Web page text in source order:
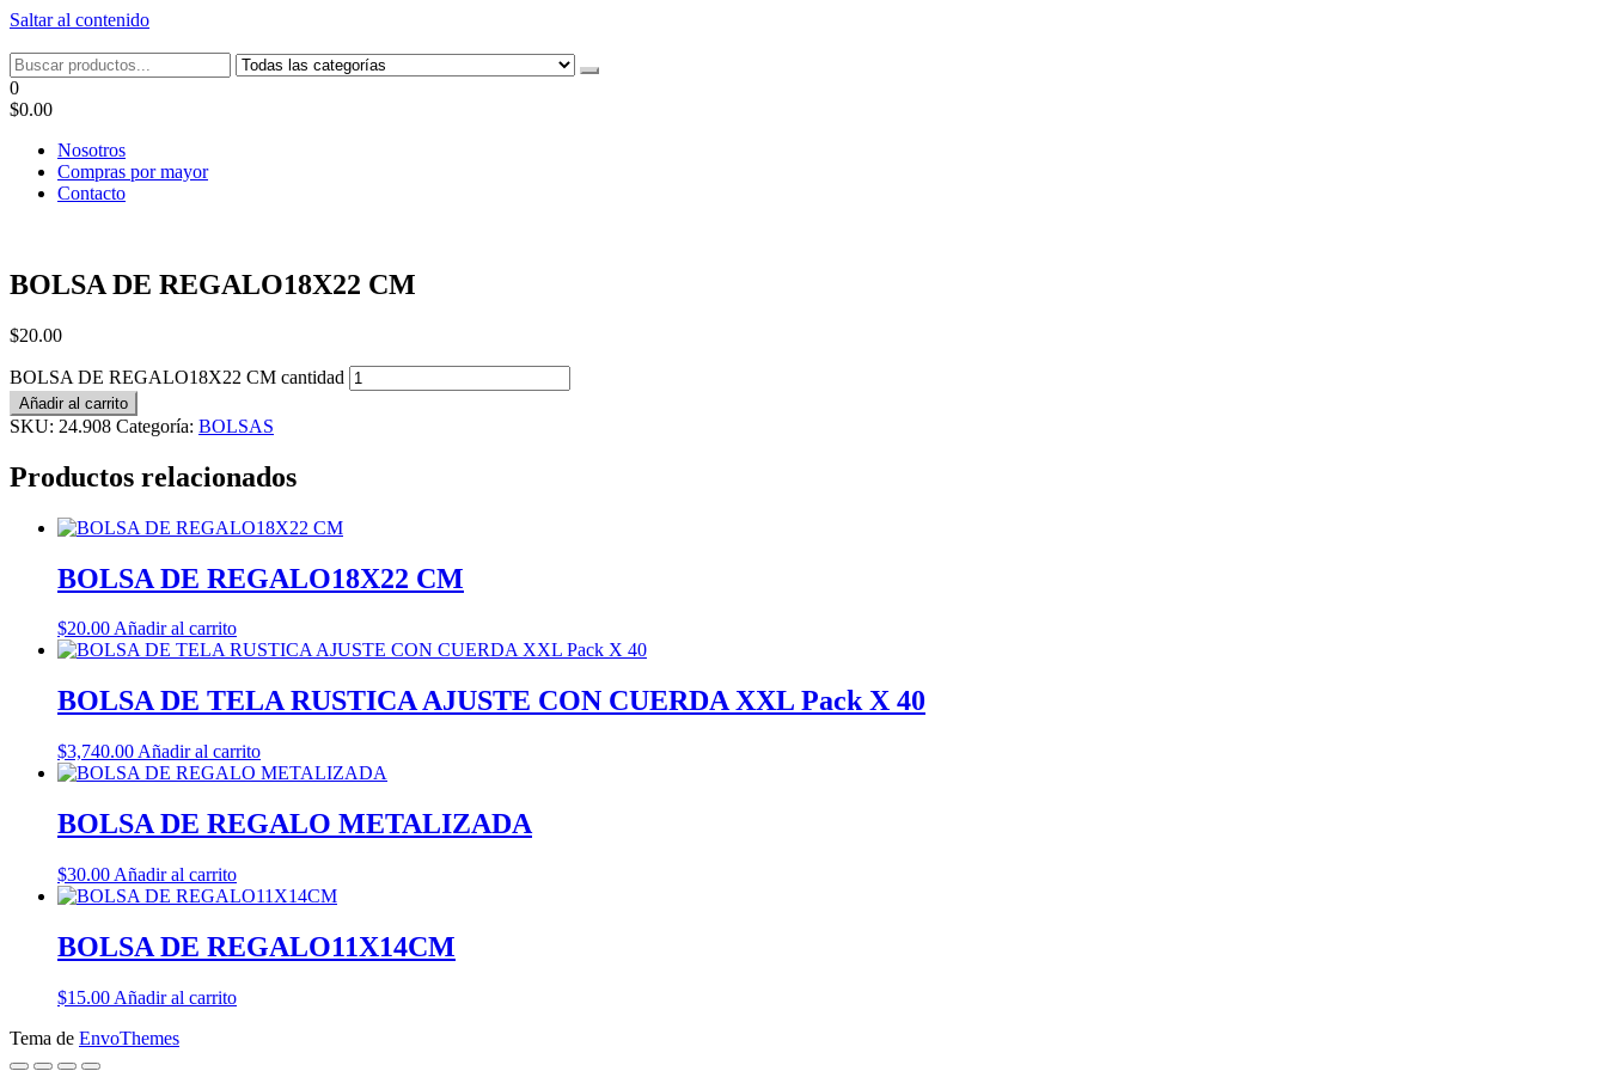
Saltar al contenido
Tel: 22087679 – Cel: 097 822122 – Joaquín Requena 2459
0
$0.00
Nosotros
Compras por mayor
Contacto
BOLSA DE REGALO18X22 CM
$20.00
BOLSA DE REGALO18X22 CM cantidad
Añadir al carrito
SKU: 24.908 Categoría: BOLSAS
Productos relacionados
BOLSA DE REGALO18X22 CM
$20.00Añadir al carrito
BOLSA DE TELA RUSTICA AJUSTE CON CUERDA XXL Pack X 40
$3,740.00 Añadir al carrito
BOLSA DE REGALO METALIZADA
$30.00 Añadir al carrito
BOLSA DE REGALO11X14CM
$15.00 Añadir al carrito
Tema de EnvoThemes